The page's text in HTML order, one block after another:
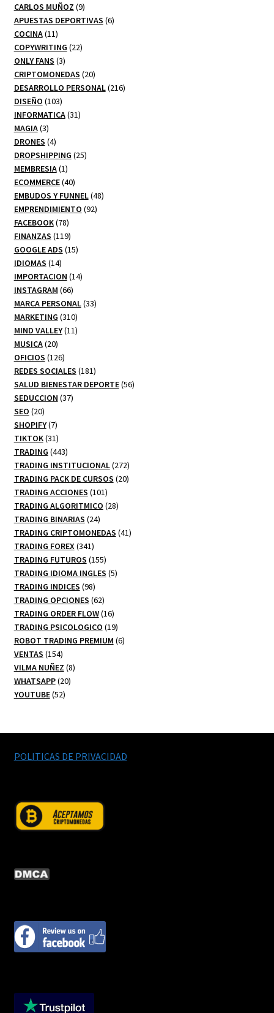
productos
CARLOS MUÑOZ 99
productos
APUESTAS DEPORTIVAS 66
COCINA 1111
productos
COPYWRITING 2222
ONLY FANS 33
productos
CRIPTOMONEDAS 2020
productos
DESARROLLO PERSONAL 216216
DISEÑO 103103
productos
INFORMATICA 3131
MAGIA 33
productos
DRONES 44
productos
DROPSHIPPING 2525
MEMBRESIA 11
producto
ECOMMERCE 4040
productos
EMBUDOS Y FUNNEL 4848
EMPRENDIMIENTO 9292
FACEBOOK 7878
productos
FINANZAS 119119
productos
GOOGLE ADS 1515
IDIOMAS 1414
productos
IMPORTACION 1414
INSTAGRAM 6666
productos
MARCA PERSONAL 3333
MARKETING 310310
productos
MIND VALLEY 1111
MUSICA 2020
productos
OFICIOS 126126
productos
REDES SOCIALES 181181
productos
SALUD BIENESTAR DEPORTE 5656
SEDUCCION 3737
SEO 2020
productos
SHOPIFY 77
productos
TIKTOK 3131
productos
TRADING 443443
productos
TRADING INSTITUCIONAL 272272
productos
TRADING PACK DE CURSOS 2020
TRADING ACCIONES 101101
productos
TRADING ALGORITMICO 2828
TRADING BINARIAS 2424
productos
TRADING CRIPTOMONEDAS 4141
TRADING FOREX 341341
productos
TRADING FUTUROS 155155
productos
TRADING IDIOMA INGLES 55
TRADING INDICES 9898
productos
TRADING OPCIONES 6262
productos
TRADING ORDER FLOW 1616
productos
TRADING PSICOLOGICO 1919
productos
ROBOT TRADING PREMIUM 66
VENTAS 154154
productos
VILMA NUÑEZ 88
WHATSAPP 2020
YOUTUBE 5252
POLITICAS DE PRIVACIDAD